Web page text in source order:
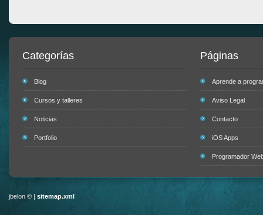
Categorías
Blog
Cursos y talleres
Noticias
Portfolio
Páginas
Aprende a
Aviso Legal
Contacto
iOS Apps
Programador
jbelon © | sitemap.xml